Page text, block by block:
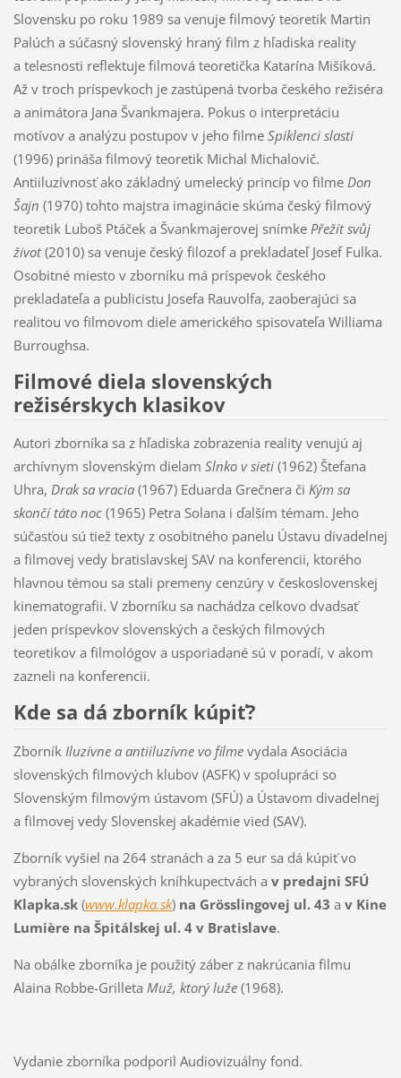
Slovensku po roku 1989 sa venuje filmový teoretik Martin
Palúch a súčasný slovenský hraný film z hľadiska reality
a telesnosti reflektuje filmová teoretička Katarína Mišíková.
Až v troch príspevkoch je zastúpená tvorba českého režiséra
a animátora Jana Švankmajera. Pokus o interpretáciu
motívov a analýzu postupov v jeho filme Spiklenci slasti
(1996) prináša filmový teoretik Michal Michalovič.
Antiiluzívnosť ako základný umelecký princíp vo filme Don
Šajn (1970) tohto majstra imaginácie skúma český filmový
teoretik Luboš Ptáček a Švankmajerovej snímke Přežít svůj
život(2010) sa venuje český filozof a prekladateľ Josef Fulka.
Osobitné miesto v zborníku má príspevok českého
prekladateľa a publicistu Josefa Rauvolfa, zaoberajúci sa
realitou vo filmovom diele amerického spisovateľa Williama
Burroughsa.
Filmové diela slovenských
režisérskych klasikov
Autori zborníka sa z hľadiska zobrazenia reality venujú aj
archívnym slovenským dielam Slnko v sieti(1962) Štefana
Uhra, Drak sa vracia(1967) Eduarda Grečnera či Kým sa
skončí táto noc (1965) Petra Solana i ďalším témam. Jeho
súčasťou sú tiež texty z osobitného panelu Ústavu divadelnej
a filmovej vedy bratislavskej SAV na konferencii, ktorého
hlavnou témou sa stali premeny cenzúry v československej
kinematografii. V zborníku sa nachádza celkovo dvadsať
jeden príspevkov slovenských a českých filmových
teoretikov a filmológov a usporiadané sú v poradí, v akom
zazneli na konferencii.
Kde sa dá zborník kúpiť?
Zborník Iluzívne a antiiluzívne vo filmevydala Asociácia
slovenských filmových klubov (ASFK) v spolupráci so
Slovenským filmovým ústavom (SFÚ) a Ústavom divadelnej
a filmovej vedy Slovenskej akadémie vied (SAV).
Zborník vyšiel na 264 stranách a za 5 eur sa dá kúpiť vo
vybraných slovenských kníhkupectvách a v predajni SFÚ
Klapka.sk(www.klapka.sk) na Grösslingovej ul. 43 a v Kine
Lumière na Špitálskej ul. 4 v Bratislave.
Na obálke zborníka je použitý záber z nakrúcania filmu
Alaina Robbe-Grilleta Muž, ktorý luže(1968).
Vydanie zborníka podporil Audiovizuálny fond.